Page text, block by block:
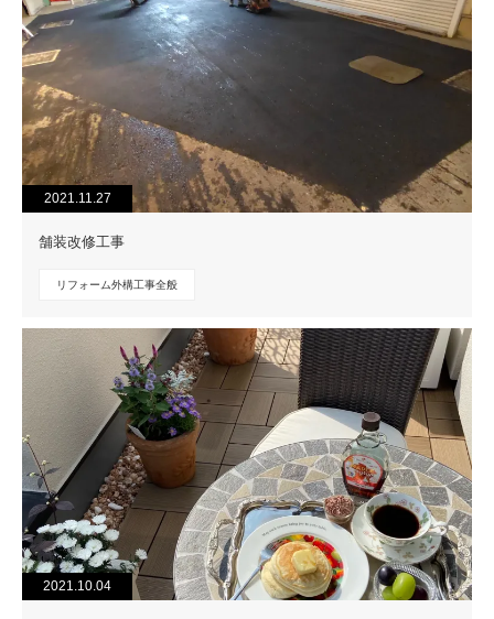
2021.11.27
舗装改修工事
リフォーム外構工事全般
2021.10.04